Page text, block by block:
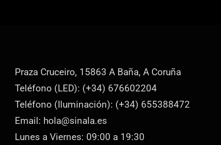
Praza Cruceiro, 15863 A Baña, A Coruña
Teléfono (LED): (+34) 676602204
Teléfono (Iluminación): (+34) 655388472
Email: hola@sinala.es
Lunes a Viernes: 09:00 a 19:30